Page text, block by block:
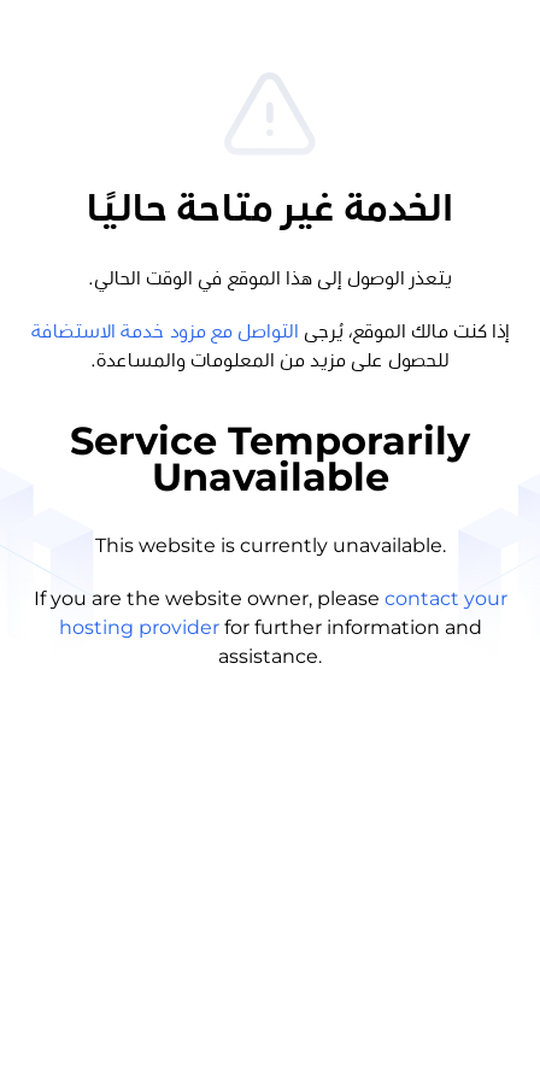
الخدمة غير متاحة حاليًا
يتعذر الوصول إلى هذا الموقع في الوقت الحالي.
إذا كنت مالك الموقع، يُرجى
التواصل مع مزود خدمة الاستضافة
للحصول على مزيد من المعلومات والمساعدة.
Service Temporarily
Unavailable
This website is currently unavailable.
If you are the website owner, please contact your
hosting provider for further information and
assistance.